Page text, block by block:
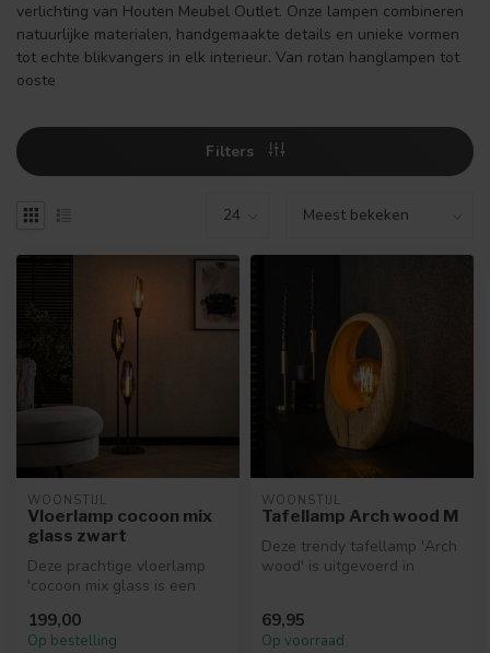
verlichting van Houten Meubel Outlet. Onze lampen combineren
natuurlijke materialen, handgemaakte details en unieke vormen
tot echte blikvangers in elk interieur. Van rotan hanglampen tot
ooste
Filters
WOONSTIJL
Vloerlamp cocoon mix
glass zwart
Deze prachtige vloerlamp
'cocoon mix glass is een
is ...
199,00
Op bestelling
WOONSTIJL
Tafellamp Arch wood M
Deze trendy tafellamp 'Arch
wood' is uitgevoerd in
69,95
Op voorraad